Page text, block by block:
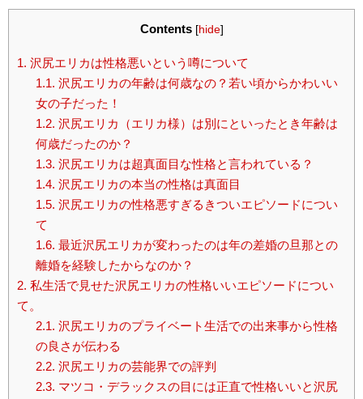
Contents [hide]
1. 沢尻エリカは性格悪いという噂について
1.1. 沢尻エリカの年齢は何歳なの？若い頃からかわいい
女の子だった！
1.2. 沢尻エリカ（エリカ様）は別にといったとき年齢は
何歳だったのか？
1.3. 沢尻エリカは超真面目な性格と言われている？
1.4. 沢尻エリカの本当の性格は真面目
1.5. 沢尻エリカの性格悪すぎるきついエピソードについ
て
1.6. 最近沢尻エリカが変わったのは年の差婚の旦那との
離婚を経験したからなのか？
2. 私生活で見せた沢尻エリカの性格いいエピソードについ
て。
2.1. 沢尻エリカのプライベート生活での出来事から性格
の良さが伝わる
2.2. 沢尻エリカの芸能界での評判
2.3. マツコ・デラックスの目には正直で性格いいと沢尻